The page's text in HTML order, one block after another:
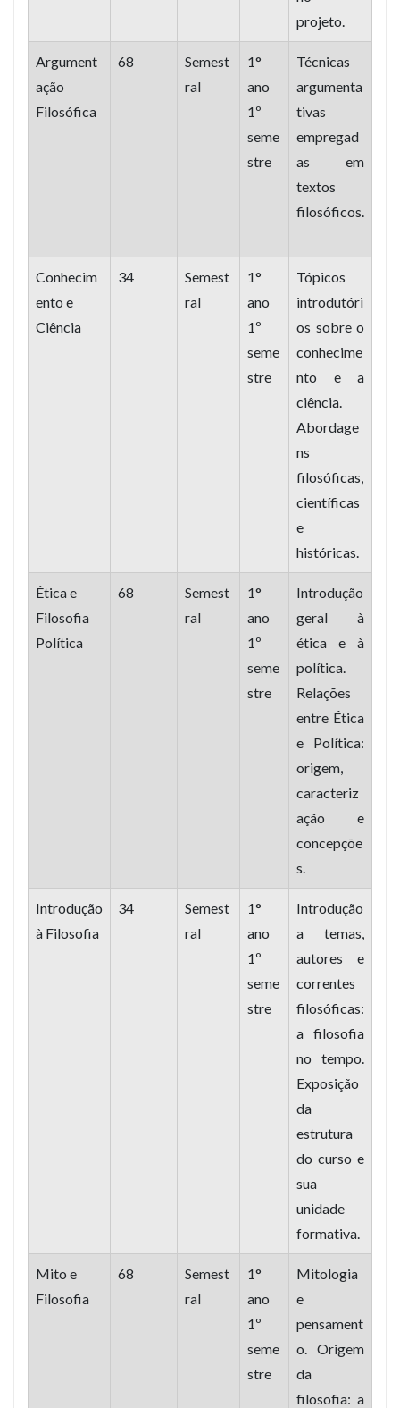
projeto.
Argument
ação
Filosófica
68
Semest
ral
1°
ano
1º
seme
stre
Técnicas
argumenta
tivas
empregad
as em
textos
filosóficos.
Conhecim
ento e
Ciência
34
Semest
ral
1°
ano
1º
seme
stre
Tópicos
introdutóri
os sobre o
conhecime
nto e a
ciência.
Abordage
ns
filosóficas,
científicas
e
históricas.
Ética e
Filosofia
Política
68
Semest
ral
1°
ano
1º
seme
stre
Introdução
geral à
ética e à
política.
Relações
entre Ética
e Política:
origem,
caracteriz
ação e
concepçõe
s.
Introdução
à Filosofia
34
Semest
ral
1°
ano
1º
seme
stre
Introdução
a temas,
autores e
correntes
filosóficas:
a filosofia
no tempo.
Exposição
da
estrutura
do curso e
sua
unidade
formativa.
Mito e
Filosofia
68
Semest
ral
1°
ano
1º
seme
stre
Mitologia
e
pensament
o. Origem
da
filosofia: a